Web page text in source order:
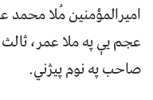
امیرالمؤمنین مُلا
عجم یې په ملا عمر،
صاحب په نوم پیژني.